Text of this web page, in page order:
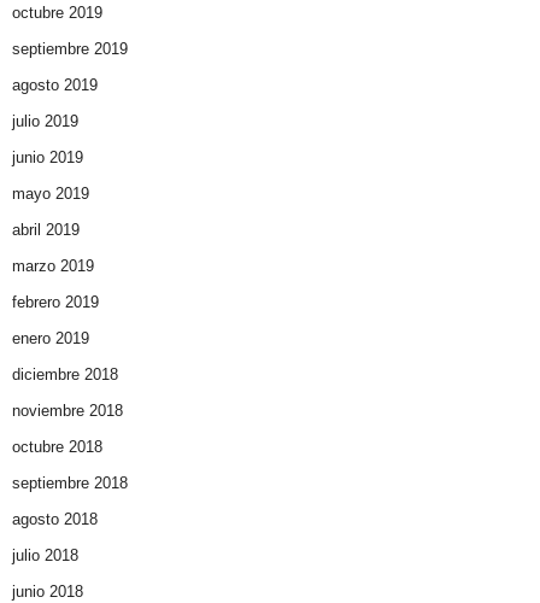
octubre 2019
septiembre 2019
agosto 2019
julio 2019
junio 2019
mayo 2019
abril 2019
marzo 2019
febrero 2019
enero 2019
diciembre 2018
noviembre 2018
octubre 2018
septiembre 2018
agosto 2018
julio 2018
junio 2018